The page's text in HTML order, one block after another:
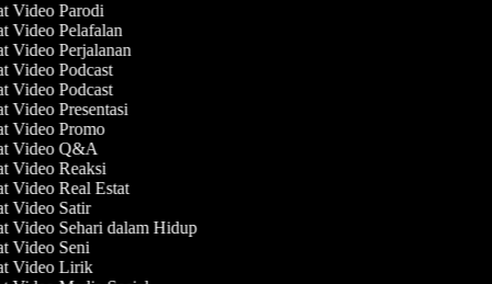
Video Parodi
Video Pelafalan
Video Perjalanan
Video Podcast
Video Podcast
Video Presentasi
Video Promo
Video Q&A
Video Reaksi
Video Real Estat
Video Satir
Video Sehari dalam Hidup
Video Seni
Video Lirik